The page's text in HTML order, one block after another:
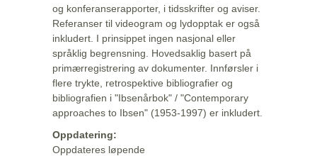
og konferanserapporter, i tidsskrifter og aviser.
Referanser til videogram og lydopptak er også
inkludert. I prinsippet ingen nasjonal eller
språklig begrensning. Hovedsaklig basert på
primærregistrering av dokumenter. Innførsler i
flere trykte, retrospektive bibliografier og
bibliografien i "Ibsenårbok" / "Contemporary
approaches to Ibsen" (1953-1997) er inkludert.
Oppdatering:
Oppdateres løpende